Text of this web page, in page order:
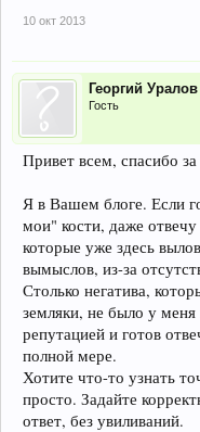
10 окт 2013
Георгий Уралов
Гость
Привет всем, спасибо
Я в Вашем блоге. Если
мои" кости, даже
которые уже здесь
вымыслов, из-за
Столько негатива,
земляки, не было у меня
репутацией и готов
полной мере.
Хотите что-то узнать
просто. Задайте
ответ, без увиливаний.